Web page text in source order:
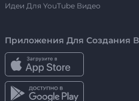
Идеи Для YouTube Видео
Приложения Для Создания